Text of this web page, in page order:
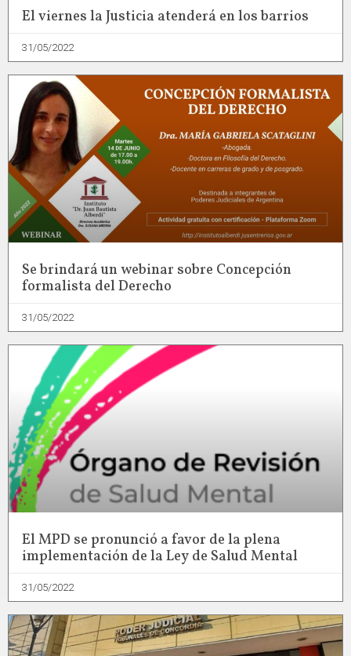
El viernes la Justicia atenderá en los barrios
31/05/2022
Se brindará un webinar sobre Concepción
formalista del Derecho
31/05/2022
El MPD se pronunció a favor de la plena
implementación de la Ley de Salud Mental
31/05/2022